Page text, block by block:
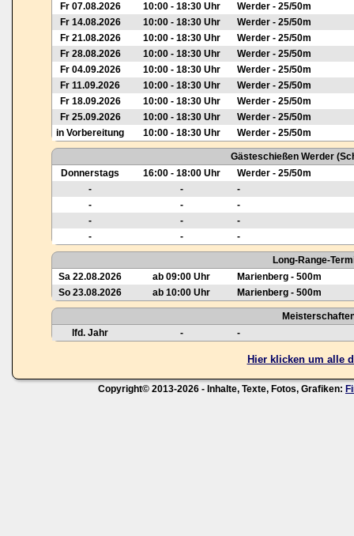
Fr 07.08.2026
10:00 - 18:30 Uhr
Werder - 25/50m
Fr 14.08.2026
10:00 - 18:30 Uhr
Werder - 25/50m
Fr 21.08.2026
10:00 - 18:30 Uhr
Werder - 25/50m
Fr 28.08.2026
10:00 - 18:30 Uhr
Werder - 25/50m
Fr 04.09.2026
10:00 - 18:30 Uhr
Werder - 25/50m
Fr 11.09.2026
10:00 - 18:30 Uhr
Werder - 25/50m
Fr 18.09.2026
10:00 - 18:30 Uhr
Werder - 25/50m
Fr 25.09.2026
10:00 - 18:30 Uhr
Werder - 25/50m
in Vorbereitung
10:00 - 18:30 Uhr Werder - 25/50m
Gästeschießen Werder
Donnerstags
16:00 - 18:00 Uhr
Werder - 25/50m
-
-
-
-
-
-
-
-
-
-
- -
Long-Range-
Sa 22.08.2026
ab 09:00 Uhr
Marienberg - 500m
So 23.08.2026
ab 10:00 Uhr Marienberg - 500m
lfd. Jahr
- -
Hier klicken um alle
Copyright© 2013-2026 - Inhalte, Texte, Fotos, Grafiken: